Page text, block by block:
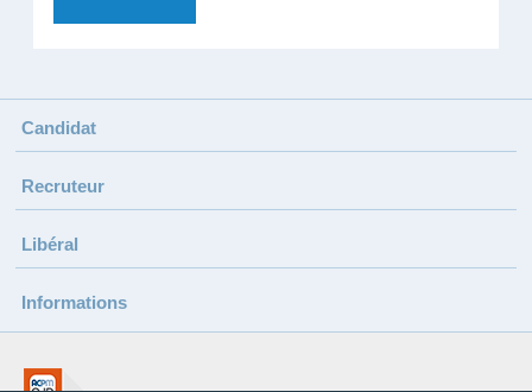
Candidat
Recruteur
Libéral
Informations